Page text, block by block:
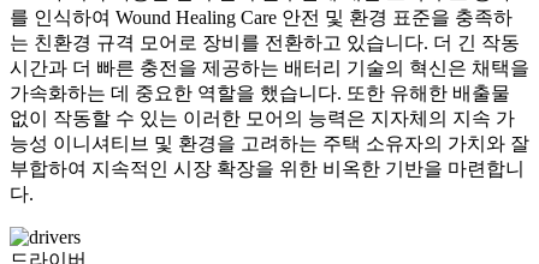
를 인식하여 Wound Healing Care 안전 및 환경 표준을 충족하
는 친환경 규격 모어로 장비를 전환하고 있습니다. 더 긴 작동
시간과 더 빠른 충전을 제공하는 배터리 기술의 혁신은 채택을
가속화하는 데 중요한 역할을 했습니다. 또한 유해한 배출물
없이 작동할 수 있는 이러한 모어의 능력은 지자체의 지속 가
능성 이니셔티브 및 환경을 고려하는 주택 소유자의 가치와 잘
부합하여 지속적인 시장 확장을 위한 비옥한 기반을 마련합니
다.